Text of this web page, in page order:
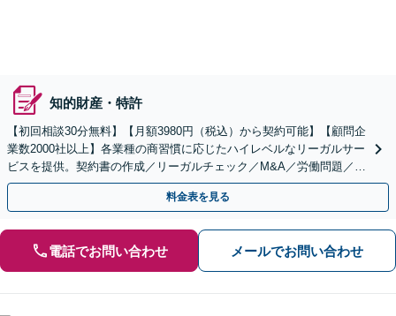
知的財産・特許
【初回相談30分無料】【月額3980円（税込）から契約可能】【顧問企
業数2000社以上】各業種の商習慣に応じたハイレベルなリーガルサー
ビスを提供。契約書の作成／リーガルチェック／M&A／労働問題／知
的財産等、お任せください【他士業連携可能】
料金表を見る
電話でお問い合わせ メールでお問い合わせ